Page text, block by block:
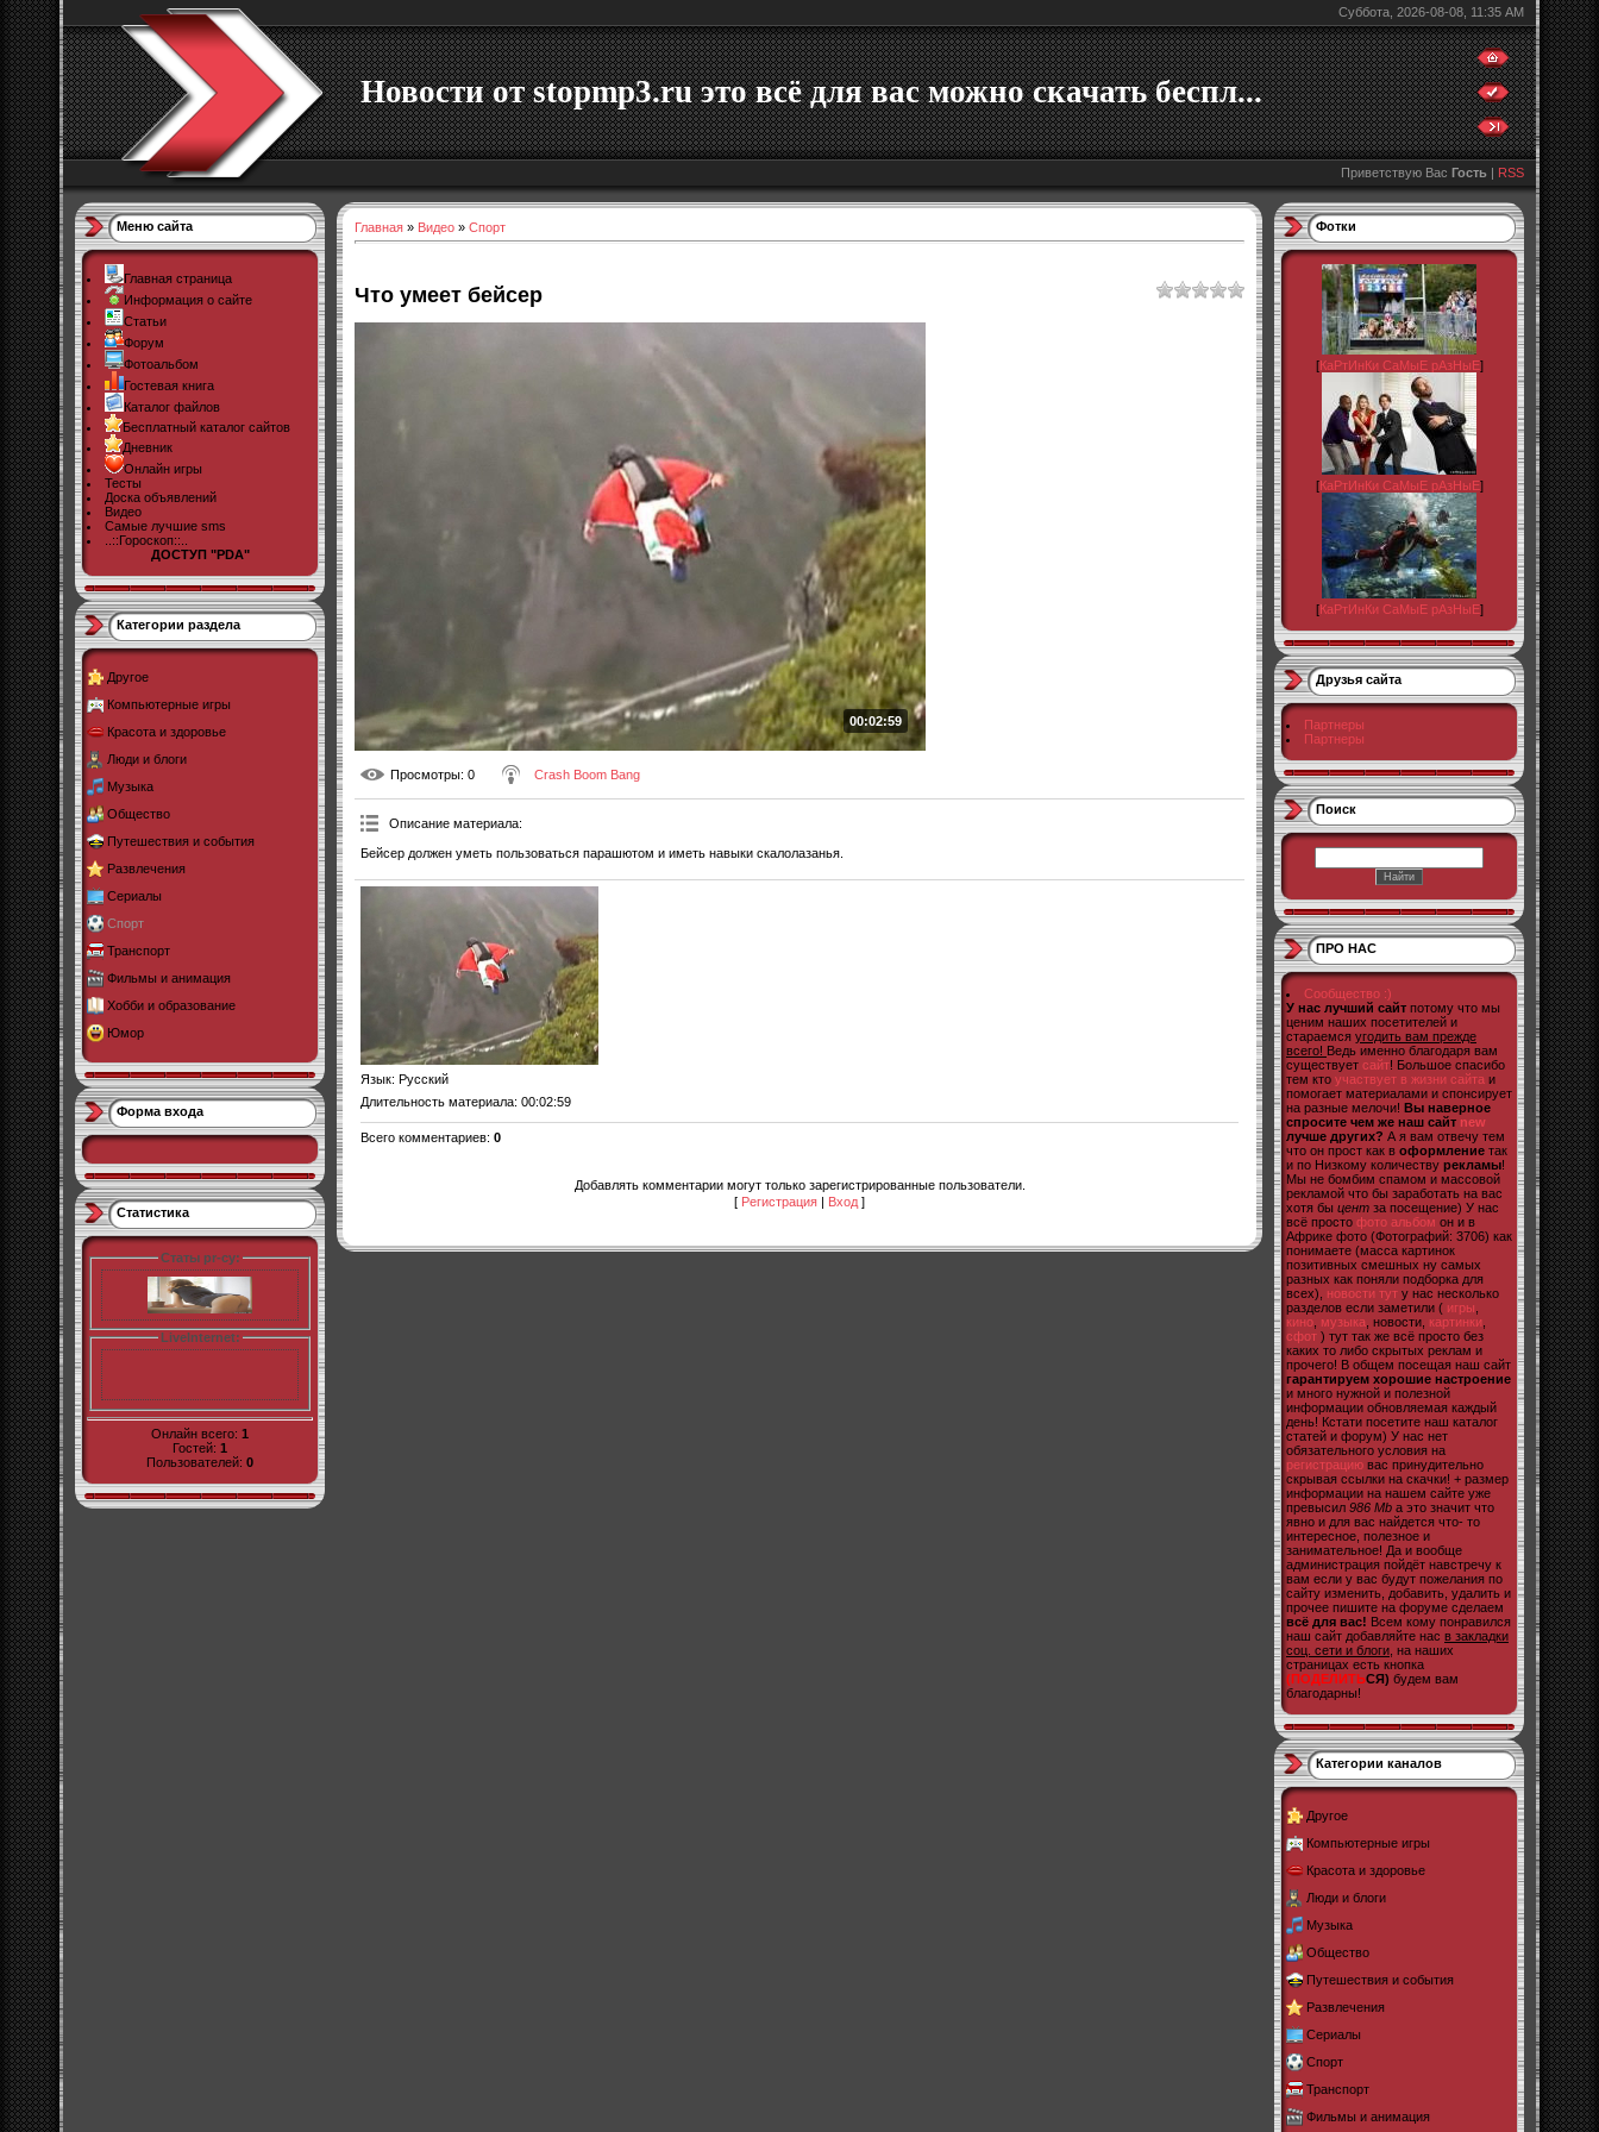
Суббота, 2026-08-08, 11:35 AM
Новости от stopmp3.ru это всё для вас можно скачать беспл...
Приветствую Вас Гость | RSS
Меню сайта
Главная страница
Информация о сайте
Статьи
Форум
Фотоальбом
Гостевая книга
Каталог файлов
Бесплатный каталог сайтов
Дневник
Онлайн игры
Тесты
Доска объявлений
Видео
Самые лучшие sms
..::Гороскоп::..
ДОСТУП "PDA"
Категории раздела
Другое
Компьютерные игры
Красота и здоровье
Люди и блоги
Музыка
Общество
Путешествия и события
Развлечения
Сериалы
Спорт
Транспорт
Фильмы и анимация
Хобби и образование
Юмор
Форма входа
Статистика
Статы pr-cy:
LiveInternet:
Онлайн всего: 1
Гостей: 1
Пользователей: 0
Главная » Видео » Спорт
Что умеет бейсер
00:02:59
Просмотры: 0 Crash Boom Bang
Описание материала:
Бейсер должен уметь пользоваться парашютом и иметь навыки скалолазанья.
Язык: Русский
Длительность материала: 00:02:59
Всего комментариев: 0
Добавлять комментарии могут только зарегистрированные пользователи.
[ Регистрация | Вход ]
Фотки
[КаРтИнКи СаМыЕ рАзНыЕ]
[КаРтИнКи СаМыЕ рАзНыЕ]
[КаРтИнКи СаМыЕ рАзНыЕ]
Друзья сайта
Партнеры
Партнеры
Поиск
ПРО НАС
Сообщество :)
У нас лучший сайт потому что мы
ценим наших посетителей и
стараемся угодить вам прежде
всего! Ведь именно благодаря вам
существует сайт! Большое спасибо
тем кто участвует в жизни сайта и
помогает материалами и спонсирует
на разные мелочи! Вы наверное
спросите чем же наш сайт new
лучше других? А я вам отвечу тем
что он прост как в оформление так
и по Низкому количеству рекламы!
Мы не бомбим спамом и массовой
рекламой что бы заработать на вас
хотя бы цент за посещение) У нас
всё просто фото альбом он и в
Африке фото (Фотографий: 3706) как
понимаете (масса картинок
позитивных смешных ну самых
разных как поняли подборка для
всех), новости тут у нас несколько
разделов если заметили ( игры
кино музыка , новости, картинки
сфот ) тут так же всё просто без
каких то либо скрытых реклам и
прочего! В общем посещая наш сайт
гарантируем хорошие настроение
и много нужной и полезной
информации обновляемая каждый
день! Кстати посетите наш каталог
статей и форум) У нас нет
обязательного условия на
регистрацию вас принудительно
скрывая ссылки на скачки! + размер
информации на нашем сайте уже
превысил 986 Mb а это значит что
явно и для вас найдется что- то
интересное, полезное и
занимательное! Да и вообще
администрация пойдёт навстречу к
вам если у вас будут пожелания по
сайту изменить, добавить, удалить и
прочее пишите на форуме сделаем
всё для вас! Всем кому понравился
наш сайт добавляйте нас в закладки
соц. сети и блоги , на наших
страницах есть кнопка
(ПОДЕЛИТЬСЯ) будем вам
благодарны!
Категории каналов
Другое
Компьютерные игры
Красота и здоровье
Люди и блоги
Музыка
Общество
Путешествия и события
Развлечения
Сериалы
Спорт
Транспорт
Фильмы и анимация